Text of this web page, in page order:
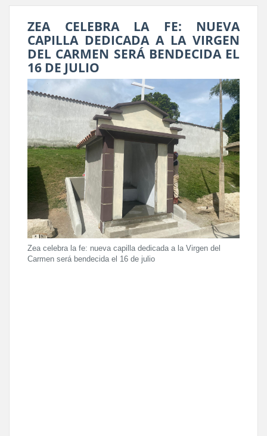
ZEA CELEBRA LA FE: NUEVA
CAPILLA DEDICADA A LA VIRGEN
DEL CARMEN SERÁ BENDECIDA EL
16 DE JULIO
Zea celebra la fe: nueva capilla dedicada a la Virgen del
Carmen será bendecida el 16 de julio